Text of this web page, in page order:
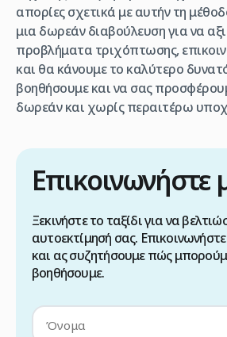
απορίες σχετικά με αυτήν τη
μια δωρεάν διαβούλευση για να
προβλήματα τριχόπτωσης,
και θα κάνουμε το καλύτερο
βοηθήσουμε και να σας
δωρεάν και χωρίς περαιτέρω
Επικοινωνήστε
Ξεκινήστε το ταξίδι για να
αυτοεκτίμησή σας.
και ας συζητήσουμε πώς
βοηθήσουμε.